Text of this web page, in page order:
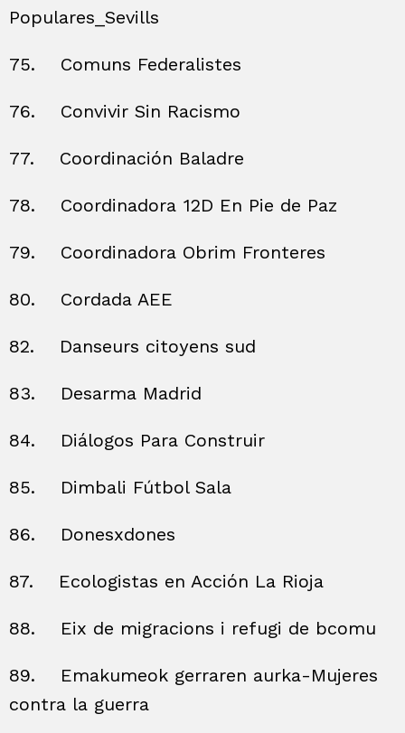
Populares_Sevills
75. Comuns Federalistes
76. Convivir Sin Racismo
77. Coordinación Baladre
78. Coordinadora 12D En Pie de Paz
79. Coordinadora Obrim Fronteres
80. Cordada AEE
82. Danseurs citoyens sud
83. Desarma Madrid
84. Diálogos Para Construir
85. Dimbali Fútbol Sala
86. Donesxdones
87. Ecologistas en Acción La Rioja
88. Eix de migracions i refugi de bcomu
89.
Emakumeok gerraren aurka-Mujeres
contra la guerra